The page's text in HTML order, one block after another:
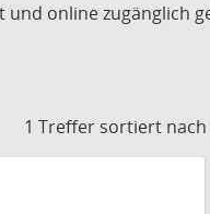
online zugänglich
1 Treffer sortiert nach